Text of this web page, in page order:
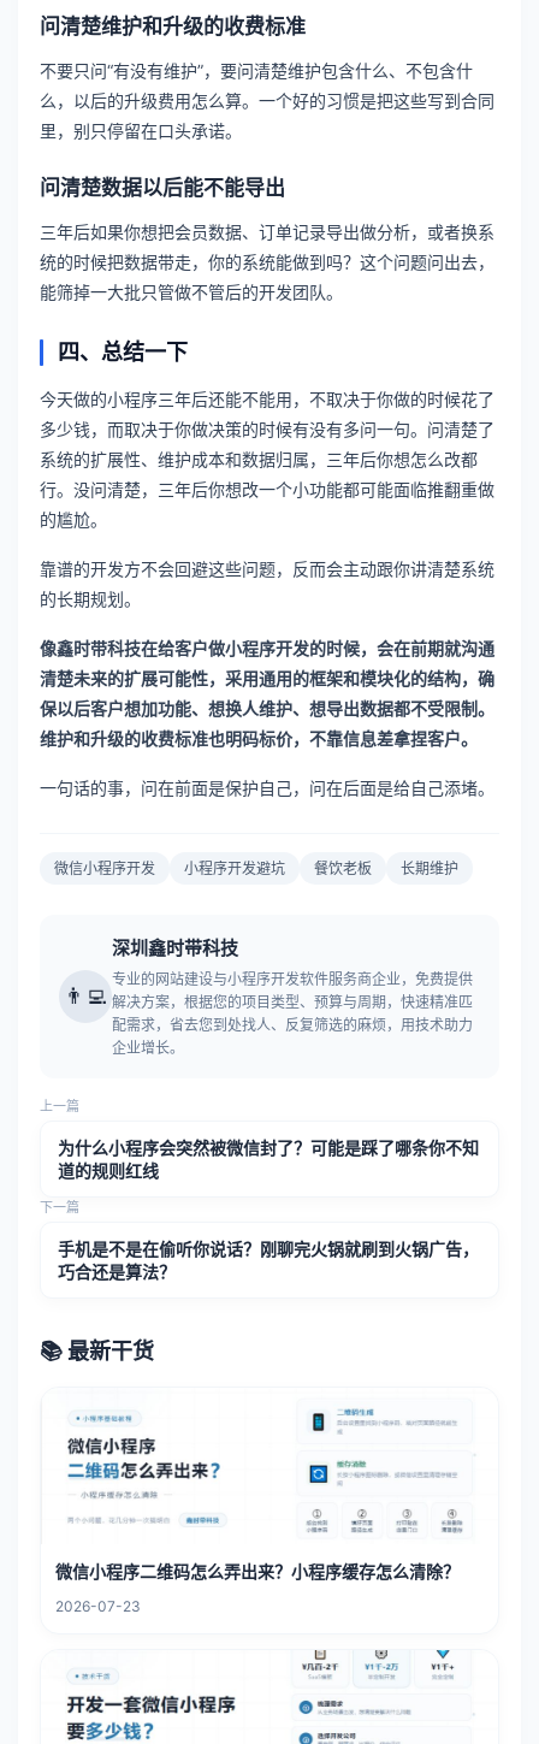
问清楚维护和升级的收费标准
不要只问“有没有维护”，要问清楚维护包含什么、不包含什
么，以后的升级费用怎么算。一个好的习惯是把这些写到合同
里，别只停留在口头承诺。
问清楚数据以后能不能导出
三年后如果你想把会员数据、订单记录导出做分析，或者换系
统的时候把数据带走，你的系统能做到吗？这个问题问出去，
能筛掉一大批只管做不管后的开发团队。
四、总结一下
今天做的小程序三年后还能不能用，不取决于你做的时候花了
多少钱，而取决于你做决策的时候有没有多问一句。问清楚了
系统的扩展性、维护成本和数据归属，三年后你想怎么改都
行。没问清楚，三年后你想改一个小功能都可能面临推翻重做
的尴尬。
靠谱的开发方不会回避这些问题，反而会主动跟你讲清楚系统
的长期规划。
像鑫时带科技在给客户做小程序开发的时候，会在前期就沟通
清楚未来的扩展可能性，采用通用的框架和模块化的结构，确
保以后客户想加功能、想换人维护、想导出数据都不受限制。
维护和升级的收费标准也明码标价，不靠信息差拿捏客户。
一句话的事，问在前面是保护自己，问在后面是给自己添堵。
微信小程序开发 小程序开发避坑 餐饮老板 长期维护
👨‍💻
深圳鑫时带科技
专业的网站建设与小程序开发软件服务商企业，免费提供
解决方案，根据您的项目类型、预算与周期，快速精准匹
配需求，省去您到处找人、反复筛选的麻烦，用技术助力
企业增长。
上一篇
为什么小程序会突然被微信封了？可能是踩了哪条你不知
道的规则红线
下一篇
手机是不是在偷听你说话？刚聊完火锅就刷到火锅广告，
巧合还是算法？
📚 最新干货
微信小程序二维码怎么弄出来？小程序缓存怎么清除？
2026-07-23